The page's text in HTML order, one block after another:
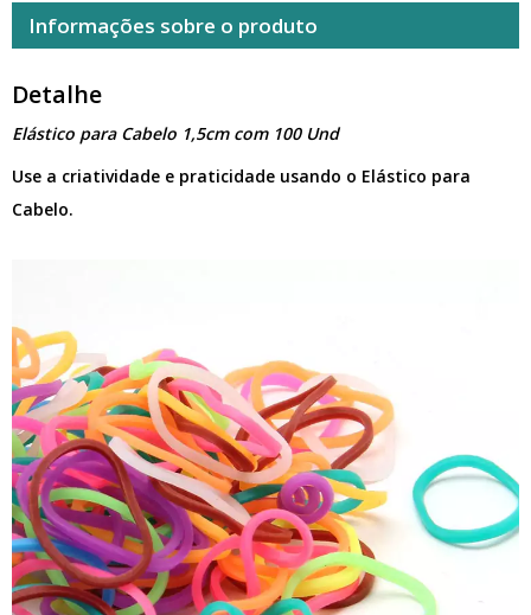
Informações sobre o produto
Detalhe
Elástico para Cabelo 1,5cm com 100 Und
Use a criatividade e praticidade usando o Elástico para
Cabelo.